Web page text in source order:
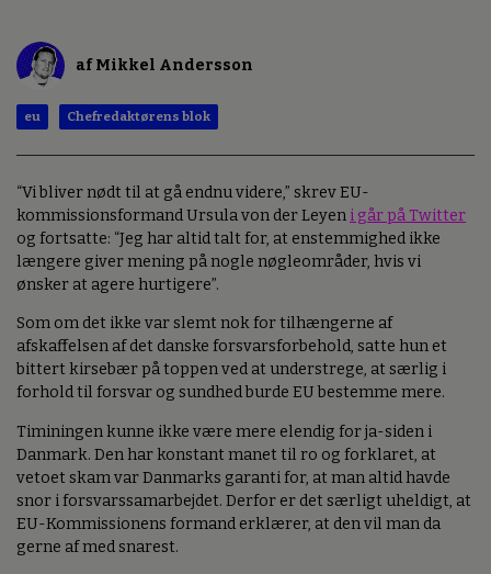
af Mikkel Andersson
eu Chefredaktørens blok
“Vi bliver nødt til at gå endnu videre,” skrev EU-
kommissionsformand Ursula von der Leyen i går på Twitter
og fortsatte: “Jeg har altid talt for, at enstemmighed ikke
længere giver mening på nogle nøgleområder, hvis vi
ønsker at agere hurtigere”.
Som om det ikke var slemt nok for tilhængerne af
afskaffelsen af det danske forsvarsforbehold, satte hun et
bittert kirsebær på toppen ved at understrege, at særlig i
forhold til forsvar og sundhed burde EU bestemme mere.
Timiningen kunne ikke være mere elendig for ja-siden i
Danmark. Den har konstant manet til ro og forklaret, at
vetoet skam var Danmarks garanti for, at man altid havde
snor i forsvarssamarbejdet. Derfor er det særligt uheldigt, at
EU-Kommissionens formand erklærer, at den vil man da
gerne af med snarest.